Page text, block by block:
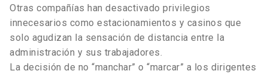
Otras compañías han desactivado privilegios
innecesarios como estacionamientos y casinos que
solo agudizan la sensación de distancia entre la
administración y sus trabajadores.
La decisión de no “manchar” o “marcar” a los dirigentes